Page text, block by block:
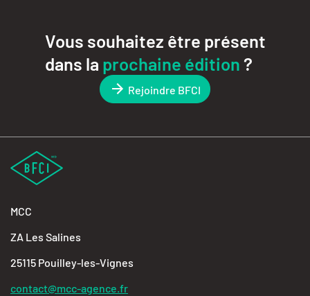
Vous souhaitez être présent
dans la prochaine édition?
Rejoindre BFCI
MCC
ZA Les Salines
25115 Pouilley-les-Vignes
contact@mcc-agence.fr